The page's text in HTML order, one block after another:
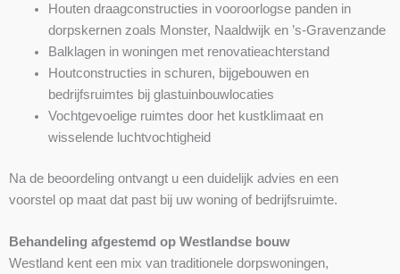
Houten draagconstructies in vooroorlogse panden in
dorpskernen zoals Monster, Naaldwijk en ’s-Gravenzande
Balklagen in woningen met renovatieachterstand
Houtconstructies in schuren, bijgebouwen en
bedrijfsruimtes bij glastuinbouwlocaties
Vochtgevoelige ruimtes door het kustklimaat en
wisselende luchtvochtigheid
Na de beoordeling ontvangt u een duidelijk advies en een
voorstel op maat dat past bij uw woning of bedrijfsruimte.
Behandeling afgestemd op Westlandse bouw
Westland kent een mix van traditionele dorpswoningen,